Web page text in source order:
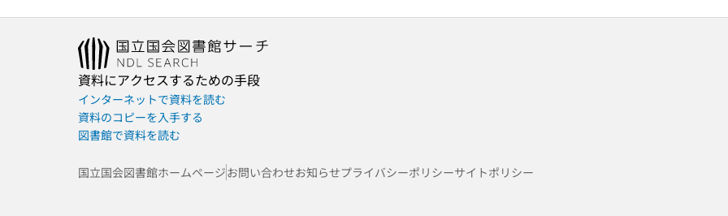
資料にアクセスするための手段
インターネットで資料を読む
資料のコピーを入手する
図書館で資料を読む
国立国会図書館ホームページお問い合わせお知らせプライバシーポリシーサイトポリシー